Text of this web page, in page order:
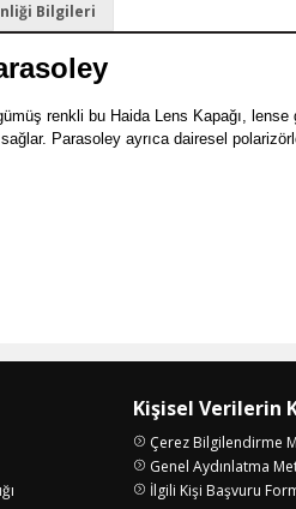
Bilgileri
renkli bu Haida Lens Kapağı, lense
Parasoley ayrıca dairesel
Kişisel Verilerin
Çerez Bilgilendirme
Genel Aydınlatma
İlgili Kişi Başvuru